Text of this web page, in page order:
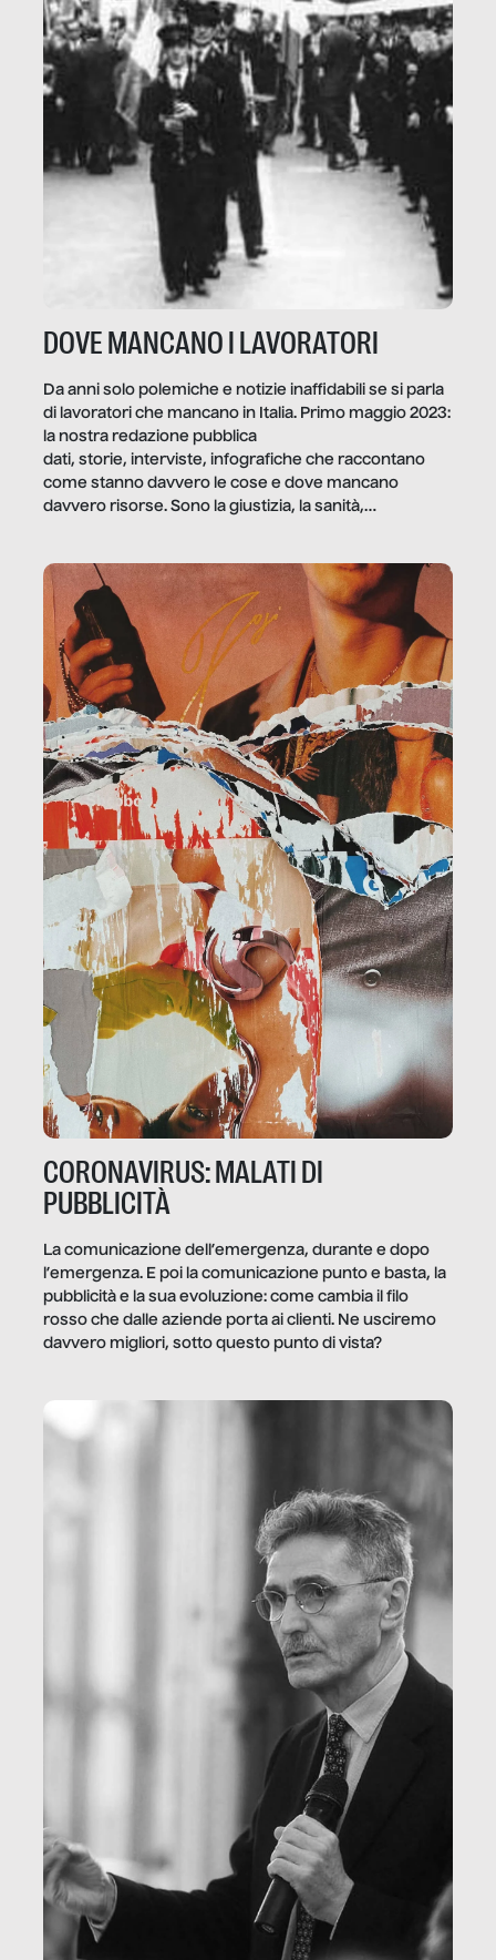
DOVE MANCANO I LAVORATORI
Da anni solo polemiche e notizie inaffidabili se si parla
di lavoratori che mancano in Italia. Primo maggio 2023:
la nostra redazione pubblica
dati, storie, interviste, infografiche che raccontano
come stanno davvero le cose e dove mancano
davvero risorse. Sono la giustizia, la sanità,
CORONAVIRUS: MALATI DI
PUBBLICITÀ
La comunicazione dell’emergenza, durante e dopo
l’emergenza. E poi la comunicazione punto e basta, la
pubblicità e la sua evoluzione: come cambia il filo
rosso che dalle aziende porta ai clienti. Ne usciremo
davvero migliori, sotto questo punto di vista?